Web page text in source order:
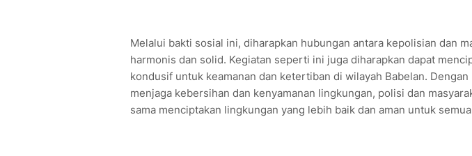
Melalui bakti sosial ini, diharapkan hubungan antara kepolisian dan
harmonis dan solid. Kegiatan seperti ini juga diharapkan dapat
kondusif untuk keamanan dan ketertiban di wilayah Babelan. Dengan
menjaga kebersihan dan kenyamanan lingkungan, polisi dan
sama menciptakan lingkungan yang lebih baik dan aman untuk